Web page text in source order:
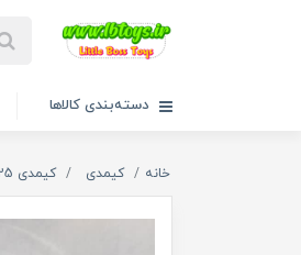
دسته‌بندی کالاها
خانه کیمدی کیمدی 2025